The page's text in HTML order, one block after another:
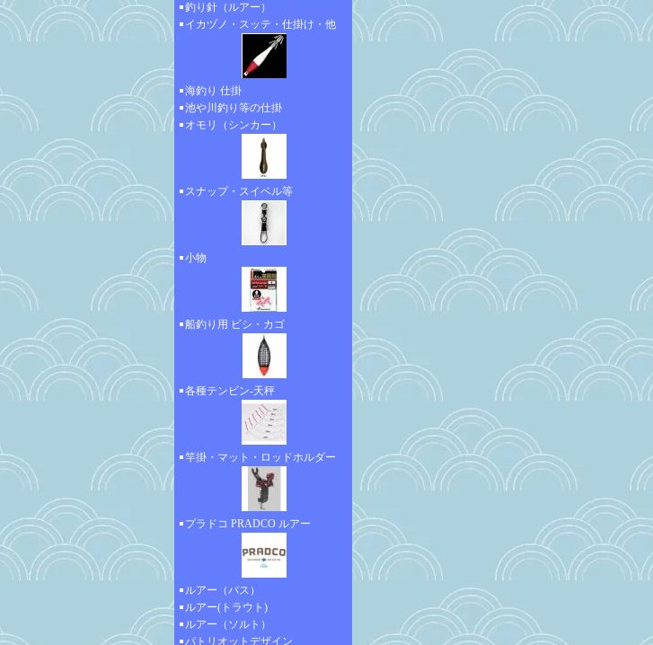
釣り針（ルアー）
イカヅノ・スッテ・仕掛け・他
海釣り 仕掛
池や川釣り等の仕掛
オモリ（シンカー）
スナップ・スイベル等
小物
船釣り用 ビシ・カゴ
各種テンビン-天秤
竿掛・マット・ロッドホルダー
プラドコ PRADCO ルアー
ルアー（バス）
ルアー(トラウト)
ルアー（ソルト）
パトリオットデザイン